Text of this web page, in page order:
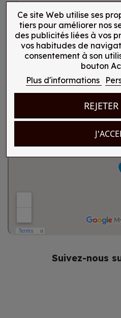
Suivez-nous
Ce site Web utilise ses
tiers pour améliorer nos
des publicités liées à vos
vos habitudes de
consentement à son
bouton
Plus d'informations